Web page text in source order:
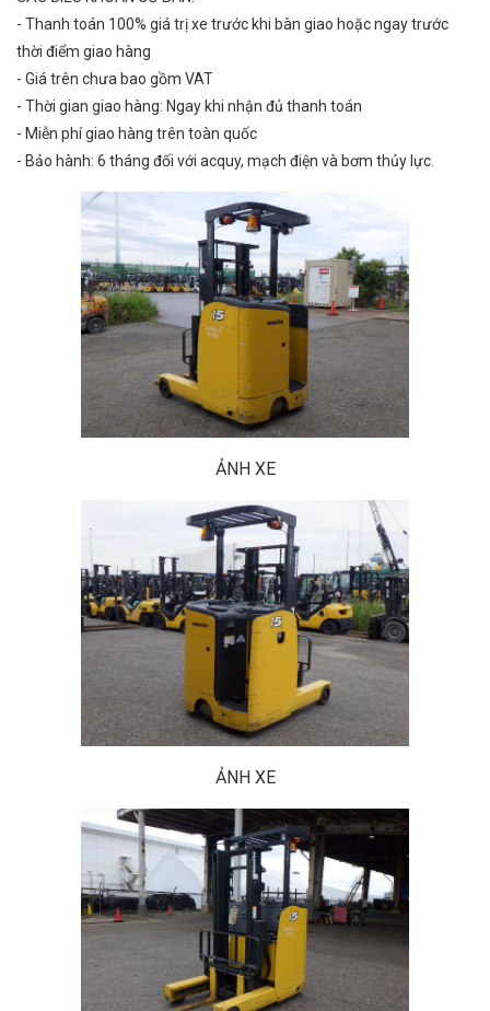
- Thanh toán 100% giá trị xe trước khi bàn giao hoặc ngay trước
thời điểm giao hàng
- Giá trên chưa bao gồm VAT
- Thời gian giao hàng: Ngay khi nhận đủ thanh toán
- Miễn phí giao hàng trên toàn quốc
- Bảo hành: 6 tháng đối với acquy, mạch điện và bơm thủy lực.
ẢNH XE
ẢNH XE